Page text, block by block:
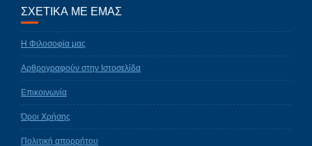
ΣΧΕΤΙΚΑ ΜΕ ΕΜΑΣ
Η Φιλοσοφία μας
Αρθρογραφούν στην Ιστοσελίδα
Επικοινωνία
Όροι Χρήσης
Πολιτική απορρήτου